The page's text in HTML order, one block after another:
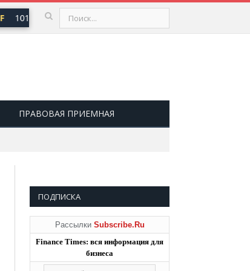
101,30 ₽ ▲ 0,64 USD
ПРАВОВАЯ ПРИЕМНАЯ
ПОДПИСКА
Рассылки Subscribe.Ru
Finance Times: вся информация для
бизнеса